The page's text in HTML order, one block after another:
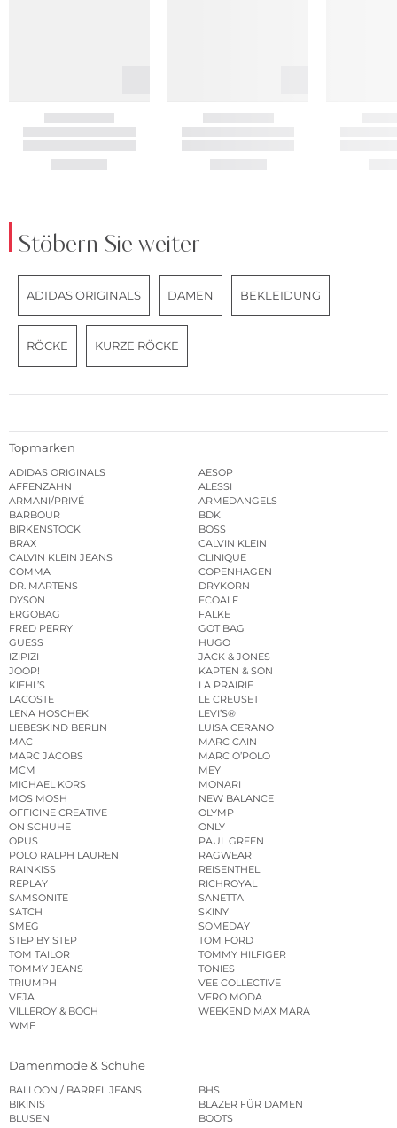
Stöbern Sie weiter
ADIDAS ORIGINALS DAMEN BEKLEIDUNG
RÖCKE KURZE RÖCKE
Topmarken
ADIDAS ORIGINALS
AESOP
AFFENZAHN
ALESSI
ARMANI/PRIVÉ
ARMEDANGELS
BARBOUR
BDK
BIRKENSTOCK
BOSS
BRAX
CALVIN KLEIN
CALVIN KLEIN JEANS
CLINIQUE
COMMA
COPENHAGEN
DR. MARTENS
DRYKORN
DYSON
ECOALF
ERGOBAG
FALKE
FRED PERRY
GOT BAG
GUESS
HUGO
IZIPIZI
JACK & JONES
JOOP!
KAPTEN & SON
KIEHL’S
LA PRAIRIE
LACOSTE
LE CREUSET
LENA HOSCHEK
LEVI’S®
LIEBESKIND BERLIN
LUISA CERANO
MAC
MARC CAIN
MARC JACOBS
MARC O’POLO
MCM
MEY
MICHAEL KORS
MONARI
MOS MOSH
NEW BALANCE
OFFICINE CREATIVE
OLYMP
ON SCHUHE
ONLY
OPUS
PAUL GREEN
POLO RALPH LAUREN
RAGWEAR
RAINKISS
REISENTHEL
REPLAY
RICHROYAL
SAMSONITE
SANETTA
SATCH
SKINY
SMEG
SOMEDAY
STEP BY STEP
TOM FORD
TOM TAILOR
TOMMY HILFIGER
TOMMY JEANS
TONIES
TRIUMPH
VEE COLLECTIVE
VEJA
VERO MODA
VILLEROY & BOCH
WEEKEND MAX MARA
WMF
Damenmode & Schuhe
BALLOON / BARREL JEANS
BHS
BIKINIS
BLAZER FÜR DAMEN
BLUSEN
BOOTS